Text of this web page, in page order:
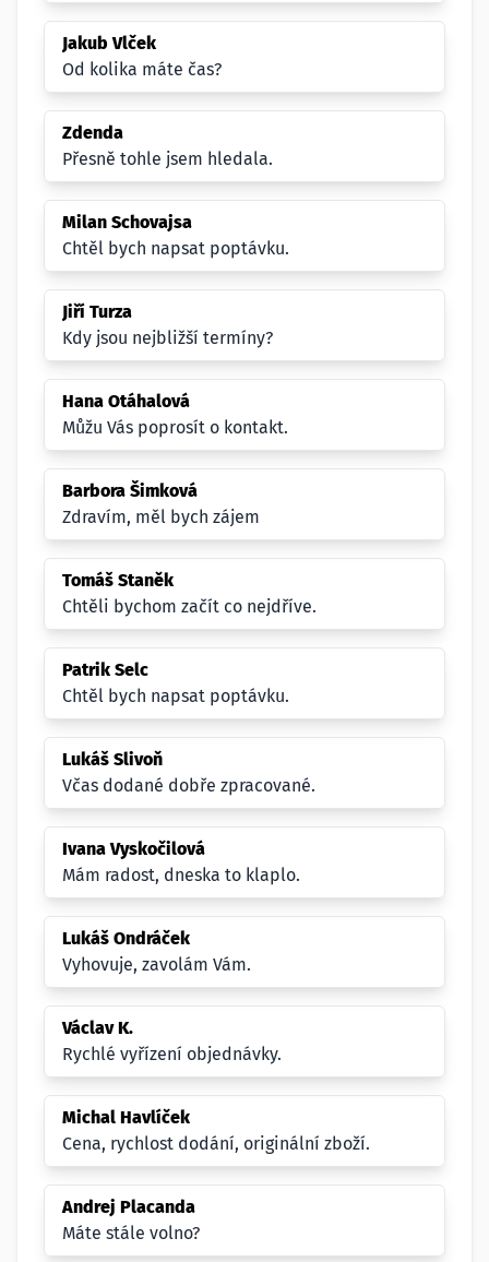
Jakub Vlček
Od kolika máte čas?
Zdenda
Přesně tohle jsem hledala.
Milan Schovajsa
Chtěl bych napsat poptávku.
Jiří Turza
Kdy jsou nejbližší termíny?
Hana Otáhalová
Můžu Vás poprosít o kontakt.
Barbora Šimková
Zdravím, měl bych zájem
Tomáš Staněk
Chtěli bychom začít co nejdříve.
Patrik Selc
Chtěl bych napsat poptávku.
Lukáš Slivoň
Včas dodané dobře zpracované.
Ivana Vyskočilová
Mám radost, dneska to klaplo.
Lukáš Ondráček
Vyhovuje, zavolám Vám.
Václav K.
Rychlé vyřízení objednávky.
Michal Havlíček
Cena, rychlost dodání, originální zboží.
Andrej Placanda
Máte stále volno?